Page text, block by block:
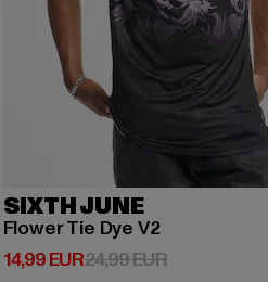
SIXTH JUNE
Flower Tie Dye V2
14,99 EUR
Derzeitiger Preis: 14,99 EUR
24,99 EURAktionspreis: